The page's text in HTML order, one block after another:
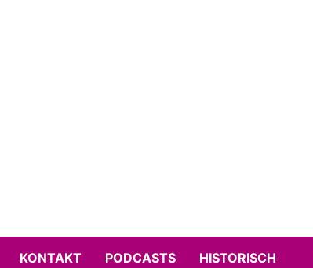
KONTAKT PODCASTS HISTORISCH